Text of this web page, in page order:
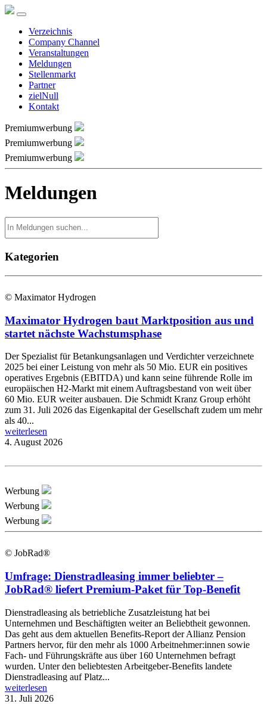
Verzeichnis
Company Channel
Veranstaltungen
Meldungen
Stellenmarkt
Partner
zielNull
Kontakt
Premiumwerbung
Premiumwerbung
Premiumwerbung
Meldungen
Kategorien
© Maximator Hydrogen
Maximator Hydrogen baut Marktposition aus und
startet nächste Wachstumsphase
Der Spezialist für Betankungsanlagen und Verdichter verzeichnete
2025 bei einer Leistung von mehr als 50 Mio. EUR ein positives
operatives Ergebnis (EBITDA) und kann seine führende Rolle im
europäischen H2-Markt mit einem Auftragsbestand von weit über
60 Mio. EUR weiter ausbauen. Die Schmidt Kranz Group erhöht
zum 31. Juli 2026 das Eigenkapital der Gesellschaft zudem um mehr
als 40...
weiterlesen
4. August 2026
Werbung
Werbung
Werbung
© JobRad®
Umfrage: Dienstradleasing immer beliebter –
JobRad® liefert Premium-Paket für Top-Benefit
Dienstradleasing als betriebliche Zusatzleistung hat bei
Unternehmen und Beschäftigten weiter an Beliebtheit gewonnen.
Das geht aus dem aktuellen Benefits-Report der Allianz Pension
Partners hervor, für den mehr als 1000 Arbeitnehmer:innen sowie
Fach- und Führungskräfte aus über 160 Unternehmen befragt
wurden. Unter den beliebtesten Arbeitgeber-Benefits landete
Dienstradleasing auf Platz...
weiterlesen
31. Juli 2026